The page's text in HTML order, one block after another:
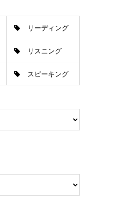
リーディング
リスニング
スピーキング